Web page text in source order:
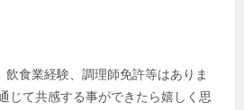
飲食業経験、調理師免許等はありま
じて共感する事ができたら嬉しく思